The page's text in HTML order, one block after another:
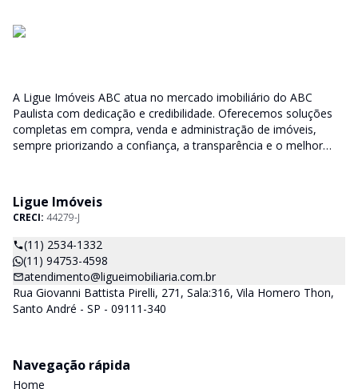
A Ligue Imóveis ABC atua no mercado imobiliário do ABC
Paulista com dedicação e credibilidade. Oferecemos soluções
completas em compra, venda e administração de imóveis,
sempre priorizando a confiança, a transparência e o melhor
Ligue Imóveis
CRECI: 44279-J
(11) 2534-1332
(11) 94753-4598
atendimento@ligueimobiliaria.com.br
Rua Giovanni Battista Pirelli, 271, Sala:316, Vila Homero Thon,
Santo André - SP - 09111-340
Navegação rápida
Home